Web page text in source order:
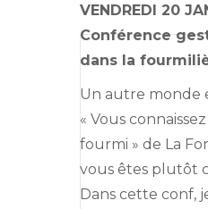
VENDREDI 20
Conférence
dans la
Un autre monde
« Vous
fourmi » de La
vous êtes plutôt
Dans cette conf,